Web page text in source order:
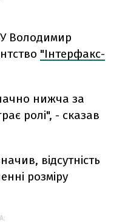
Володимир
"Інтерфакс-
нижча за
ролі", - сказав
відсутність
розміру